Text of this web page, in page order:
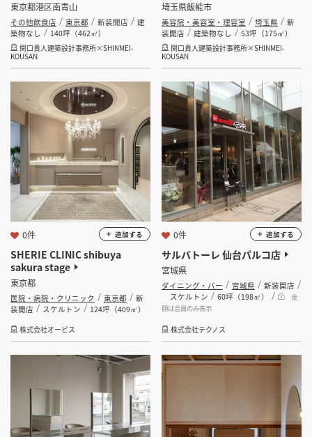
東京都港区南青山
その他飲食店 東京都 新装開店
建
築物なし
140坪（462㎡）
関口貴人建築設計事務所×SHINMEI-
KOUSAN
埼玉県飯能市
美容院・美容室・理容室 埼玉県
新
装開店
建築物なし
53坪（175㎡）
関口貴人建築設計事務所×SHINMEI-
KOUSAN
SHERIE CLINIC shibuya
sakura stage
東京都
医院・病院・クリニック 東京都
新
装開店
スケルトン
124坪（409㎡）
株式会社オービス
0件 追加する
サルバトーレ 仙台パルコ店
宮城県
ダイニング・バー 宮城県
新装開店
スケルトン
60坪（198㎡）
金
額は会員のみ表示
株式会社テクノス
0件 追加する